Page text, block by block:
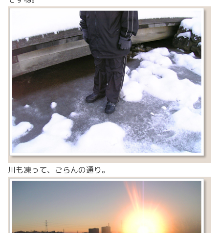
川も凍って、ごらんの通り。